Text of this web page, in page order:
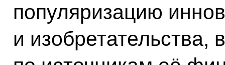
популяризацию
и изобретательства,